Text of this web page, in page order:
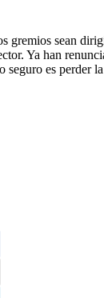
gremios sean
Ya han
seguro es perder